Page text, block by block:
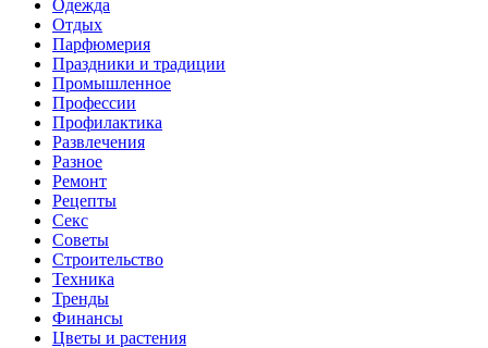
Одежда
Отдых
Парфюмерия
Праздники и традиции
Промышленное
Профессии
Профилактика
Развлечения
Разное
Ремонт
Рецепты
Секс
Советы
Строительство
Техника
Тренды
Финансы
Цветы и растения